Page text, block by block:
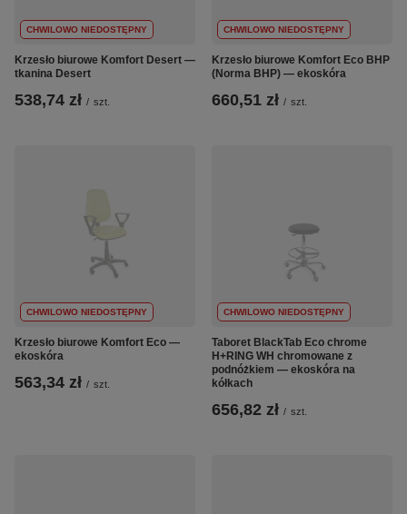
CHWILOWO NIEDOSTĘPNY
Krzesło biurowe Komfort Desert —
tkanina Desert
538,74 zł / szt.
CHWILOWO NIEDOSTĘPNY
Krzesło biurowe Komfort Eco BHP
(Norma BHP) — ekoskóra
660,51 zł / szt.
CHWILOWO NIEDOSTĘPNY
Krzesło biurowe Komfort Eco —
ekoskóra
563,34 zł / szt.
CHWILOWO NIEDOSTĘPNY
Taboret BlackTab Eco chrome
H+RING WH chromowane z
podnóżkiem — ekoskóra na
kółkach
656,82 zł / szt.